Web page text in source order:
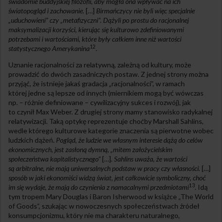
światopogląd i zachowanie. […] Birmańczycy nie byli więc specjalnie
„uduchowieni” czy „metafizyczni”. Dążyli po prostu do racjonalnej
maksymalizacji korzyści, kierując się kulturowo zdefiniowanymi
potrzebami i wartościami, które były całkiem inne niż wartości
statystycznego Amerykanina12.
Uznanie racjonalności za relatywną, zależną od kultury, może
prowadzić do dwóch zasadniczych postaw. Z jednej strony można
przyjąć, że istnieje jakaś gradacja „racjonalności”, w ramach
której jedne są lepsze od innych (miernikiem mogą być wówczas
np. – różnie definiowane – cywilizacyjny sukces i rozwój), jak
to czynił Max Weber. Z drugiej strony mamy stanowisko radykalnej
relatywizacji. Taką optykę reprezentuje choćby Marshall Sahlins,
wedle którego kulturowe kategorie znaczenia są pierwotne wobec
ludzkich dążeń. Pogląd, że ludzie we własnym interesie dążą do celów
ekonomicznych, jest zasłoną dymną, „mitem założycielskim
społeczeństwa kapitalistycznego” […]. Sahlins uważa, że wartości
są arbitralne, nie mają uniwersalnych podstaw w pracy czy własności. […]
sposób w jaki ekonomiści widzą świat, jest całkowicie symboliczny, choć
im się wydaje, że mają do czynienia z namacalnymi przedmiotami13. Idą
tym tropem Mary Douglas i Baron Isherwood w książce „The World
of Goods”, szukając w nowoczesnych społeczeństwach źródeł
konsumpcjonizmu, który nie ma charakteru naturalnego,